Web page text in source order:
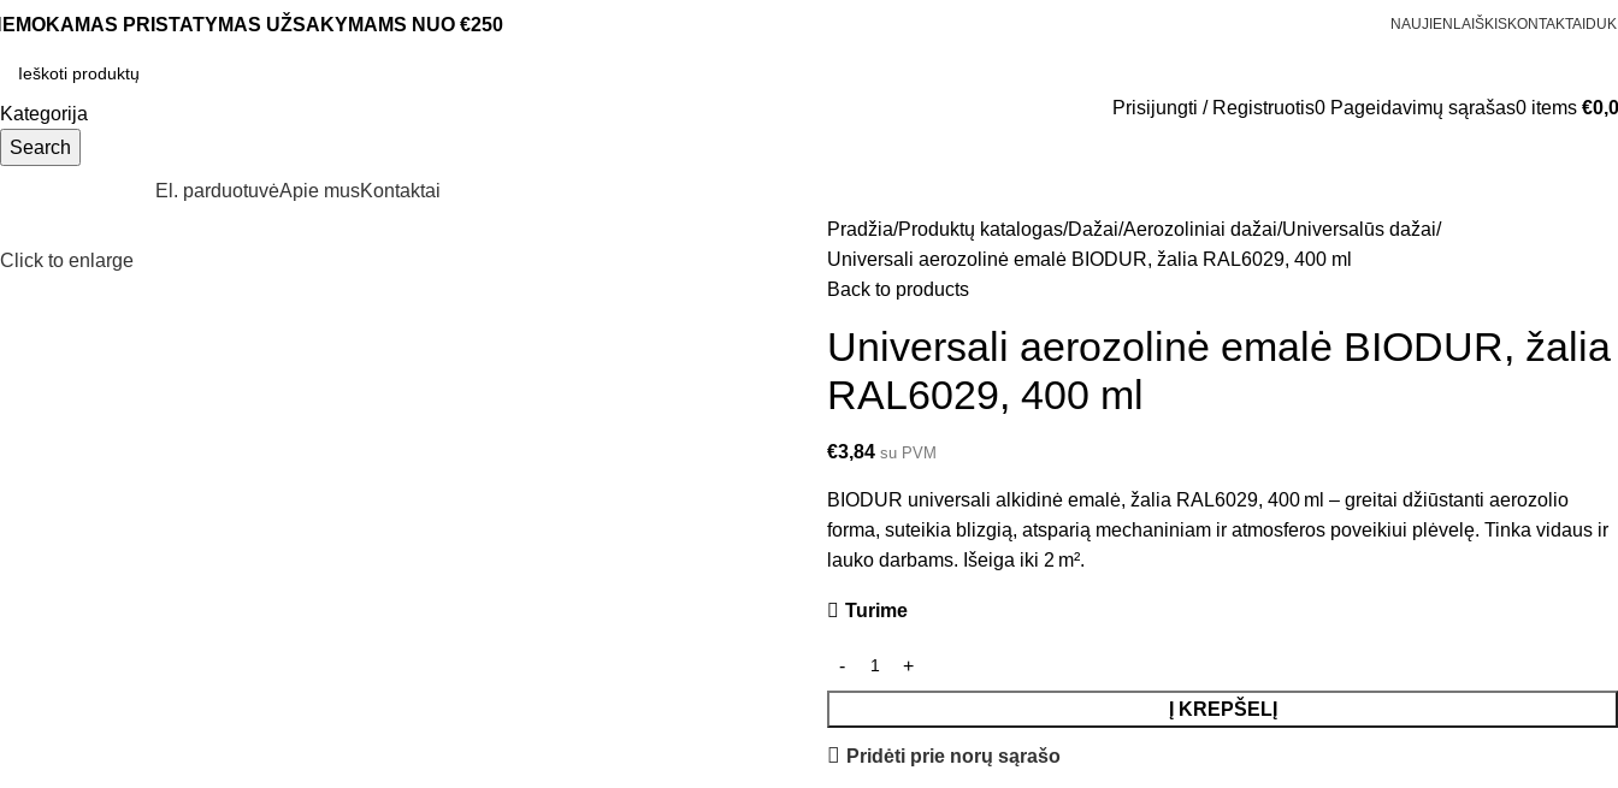
PRISTATYMAS UŽSAKYMAMS NUO €250 NAUJIENLAIŠKISKONTAKTAI DUK
Kategorija
Search
Prisijungti / Registruotis0 Pageidavimų sąrašas0 items €
El. parduotuvėApie musKontaktai
Click to enlarge
Pradžia Produktų katalogas Dažai Aerozoliniai dažai Universalūs dažai
Universali aerozolinė emalė BIODUR, žalia RAL6029, 400 ml
Back to products
Universali aerozolinė emalė BIODUR, žalia
RAL6029, 400 ml
€3,84 su PVM
BIODUR universali alkidinė emalė, žalia RAL6029, 400 ml – greitai džiūstanti aerozolio
forma, suteikia blizgią, atsparią mechaniniam ir atmosferos poveikiui plėvelę. Tinka vidaus ir
lauko darbams. Išeiga iki 2 m².
Turime
Į KREPŠELĮ
Pridėti prie norų sąrašo